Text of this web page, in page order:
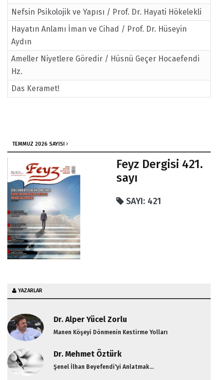
Nefsin Psikolojik ve Yapısı / Prof. Dr. Hayati Hökelekli
Hayatın Anlamı İman ve Cihad / Prof. Dr. Hüseyin
Aydın
Ameller Niyetlere Göredir / Hüsnü Geçer Hocaefendi
Hz.
Das Keramet!
TEMMUZ 2026 SAYISI
Feyz Dergisi 421.
sayı
SAYI: 421
YAZARLAR
Dr. Alper Yücel Zorlu
Manen Köşeyi Dönmenin Kestirme Yolları
Dr. Mehmet Öztürk
Şenel İlhan Beyefendi'yi Anlatmak...